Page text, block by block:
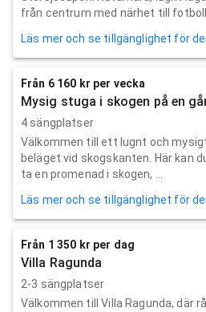
från centrum med närhet till
Läs mer och se tillgänglighet för
Från 6 160 kr per vecka
Mysig stuga i skogen på en
4 sängplatser
Välkommen till ett lugnt och
beläget vid skogskanten. Här kan
ta en promenad i skogen, ...
Läs mer och se tillgänglighet för
Från 1 350 kr per dag
Villa Ragunda
2-3 sängplatser
Välkommen till Villa Ragunda, där